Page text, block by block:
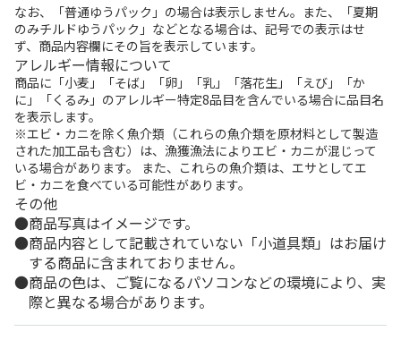
なお、「普通ゆうパック」の場合は表示しません。また、「夏期
のみチルドゆうパック」などとなる場合は、記号での表示はせ
ず、商品内容欄にその旨を表示しています。
アレルギー情報について
商品に「小麦」「そば」「卵」「乳」「落花生」「えび」「か
に」「くるみ」のアレルギー特定8品目を含んでいる場合に品目名
を表示します。
※エビ・カニを除く魚介類（これらの魚介類を原材料として製造
された加工品も含む）は、漁獲漁法によりエビ・カニが混じって
いる場合があります。 また、これらの魚介類は、エサとしてエ
ビ・カニを食べている可能性があります。
その他
商品写真はイメージです。
商品内容として記載されていない「小道具類」はお届け
する商品に含まれておりません。
商品の色は、ご覧になるパソコンなどの環境により、実
際と異なる場合があります。